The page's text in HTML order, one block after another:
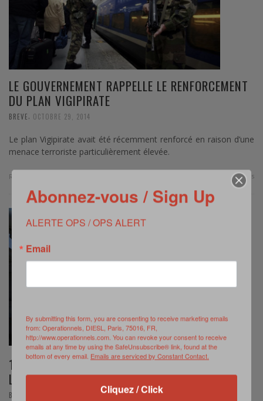
LE GOUVERNEMENT RAPPELLE LE RENFORCEMENT
DU PLAN VIGIPIRATE
BREVE OCTOBRE 29, 2014
Le plan Vigipirate avait été récemment renforcé en raison d’une
menace terroriste particulièrement élevée.
Read more 0 Comments
150 MILITAIRES CANADIENS EN ROUTE POUR
L’IRAK
BREVE
Abonnez-vous / Sign Up
ALERTE OPS / OPS ALERT
Email
By submitting this form, you are consenting to receive marketing emails
from: Operationnels, DIESL, Paris, 75016, FR,
http://www.operationnels.com. You can revoke your consent to receive
emails at any time by using the SafeUnsubscribe® link, found at the
bottom of every email. Emails are serviced by Constant Contact.
Cliquez / Click